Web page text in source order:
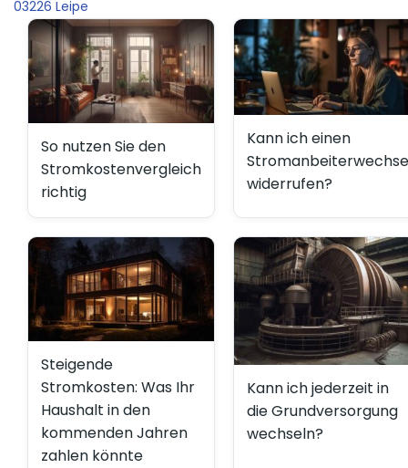
03226 Leipe
So nutzen Sie den
Stromkostenvergleich
richtig
Kann ich einen
widerrufen?
Steigende
Stromkosten: Was Ihr
Haushalt in den
kommenden Jahren
zahlen könnte
Kann ich jederzeit in
die Grundversorgung
wechseln?